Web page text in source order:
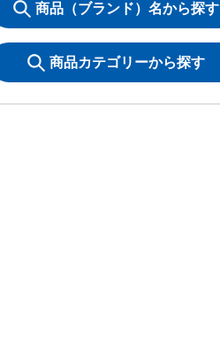
商品（ブランド）名から探す
商品カテゴリーから探す